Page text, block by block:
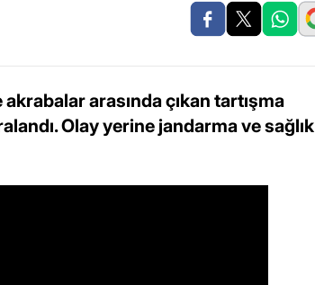
arasında çıkan tartışma
Olay yerine jandarma ve sağlık